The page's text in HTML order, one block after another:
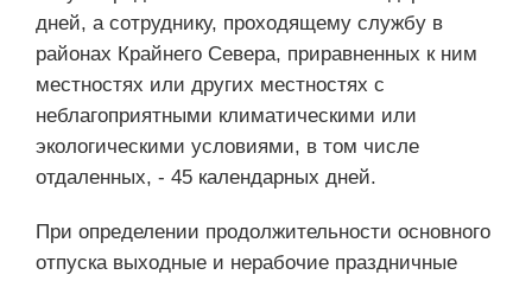
дней, а сотруднику, проходящему службу в
районах Крайнего Севера, приравненных к ним
местностях или других местностях с
неблагоприятными климатическими или
экологическими условиями, в том числе
отдаленных, - 45 календарных дней.
При определении продолжительности основного
отпуска выходные и нерабочие праздничные